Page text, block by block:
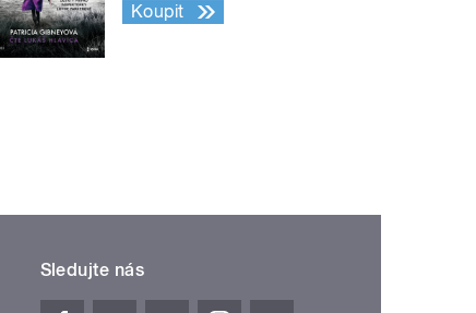
Koupit
Sledujte nás